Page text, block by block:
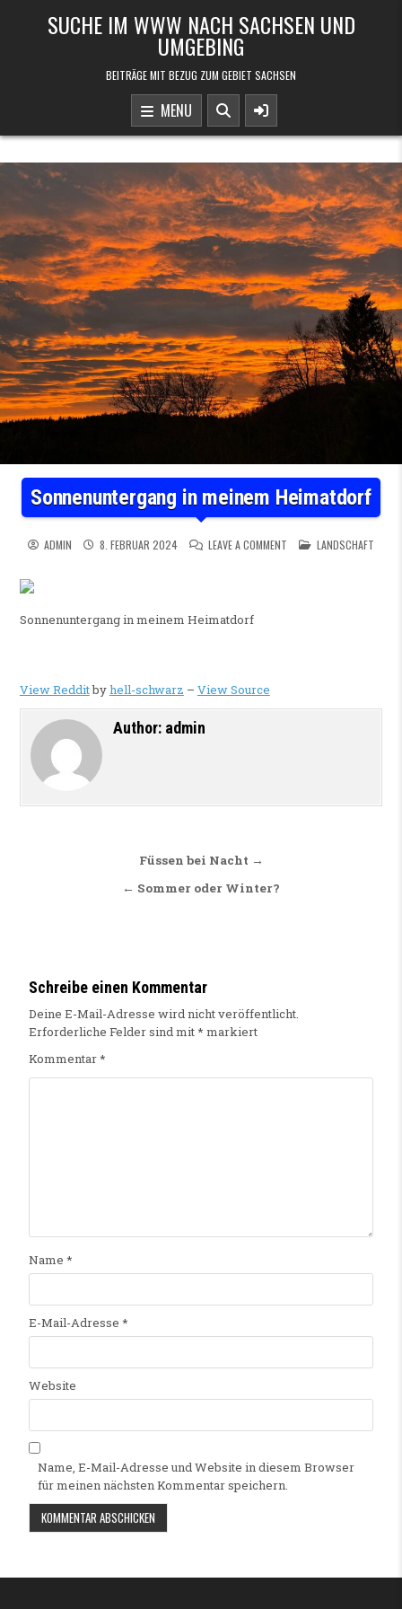
SUCHE IM WWW NACH SACHSEN UND
UMGEBING
BEITRÄGE MIT BEZUG ZUM GEBIET SACHSEN
MENU
Sonnenuntergang in meinem Heimatdorf
ADMIN 8. FEBRUAR 2024 LEAVE A COMMENT ON SONNENUNTERGANG
POSTED IN
LANDSCHAFT
Sonnenuntergang in meinem Heimatdorf
View Redditbyhell-schwarz – View Source
Author: admin
Beitragsnavigation
Füssen bei Nacht →
← Sommer oder Winter?
Schreibe einen Kommentar
Deine E-Mail-Adresse wird nicht veröffentlicht.
Erforderliche Felder sind mit* markiert
Kommentar*
Name *
E-Mail-Adresse *
Website
Name, E-Mail-Adresse und Website in diesem Browser
für meinen nächsten Kommentar speichern.